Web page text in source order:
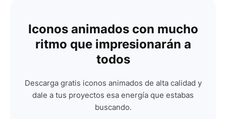
Iconos animados con mucho
ritmo que impresionarán a
todos
Descarga gratis iconos animados de alta calidad y
dale a tus proyectos esa energía que estabas
buscando.